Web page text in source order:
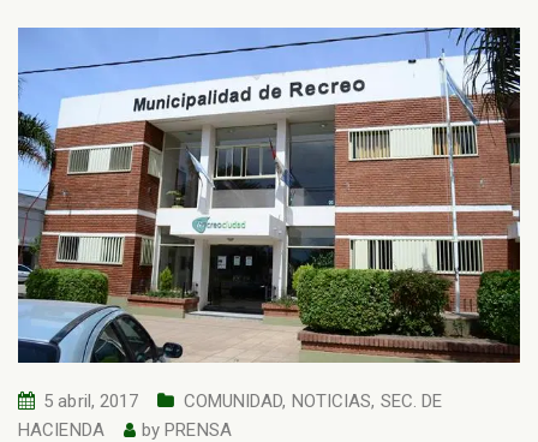
5 abril, 2017 COMUNIDAD, NOTICIAS, SEC. DE
HACIENDA
byPRENSA